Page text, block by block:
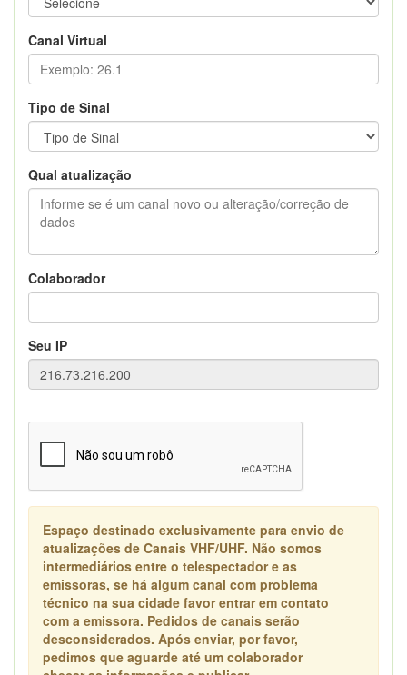
Canal Virtual
Tipo de Sinal
Qual atualização
Colaborador
Seu IP
Espaço destinado exclusivamente para envio de
atualizações de Canais VHF/UHF. Não somos
intermediários entre o telespectador e as
emissoras, se há algum canal com problema
técnico na sua cidade favor entrar em contato
com a emissora. Pedidos de canais serão
desconsiderados. Após enviar, por favor,
pedimos que aguarde até um colaborador